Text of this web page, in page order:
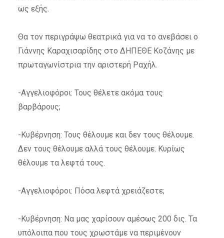
ως εξής.
Θα τον περιγράψω θεατρικά για να το ανεβάσει ο
Γιάννης Καραχισαρίδης στο ΔΗΠΕΘΕ Κοζάνης με
πρωταγωνίστρια την αριστερή Ραχήλ.
-Αγγελιοφόροι: Τους θέλετε ακόμα τους
βαρβάρους;
-Κυβέρνηση: Τους θέλουμε και δεν τους θέλουμε.
Δεν τους θέλουμε αλλά τους θέλουμε. Κυρίως
θέλουμε τα λεφτά τους.
-Αγγελιοφόροι: Πόσα λεφτά χρειάζεστε;
-Κυβέρνηση: Να μας χαρίσουν αμέσως 200 δις. Τα
υπόλοιπα που τους χρωστάμε να περιμένουν